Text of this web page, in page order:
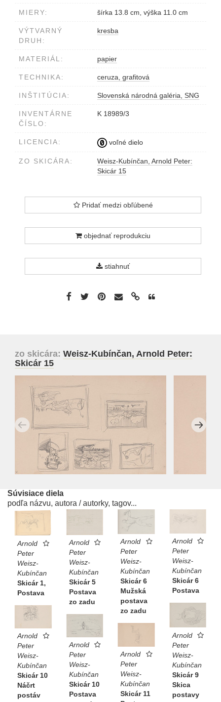
MIERY: šírka 13.8 cm, výška 11.0 cm
VÝTVARNÝ
DRUH:
kresba
MATERIÁL: papier
TECHNIKA: ceruza, grafitová
INŠTITÚCIA: Slovenská národná galéria, SNG
INVENTÁRNE
ČÍSLO:
K 18989/3
LICENCIA: voľné dielo
ZO SKICÁRA:
Weisz-Kubínčan, Arnold Peter:
Skicár 15
Pridať medzi obľúbené
objednať reprodukciu
stiahnuť
zo skicára: Weisz-Kubínčan, Arnold Peter:
Skicár 15
Súvisiace diela
podľa názvu, autora / autorky, tagov...
Arnold
Peter
Weisz-
Kubínčan
Skicár 1,
Postava
Arnold
Peter
Weisz-
Kubínčan
Skicár 5
Postava
zo zadu
Arnold
Peter
Weisz-
Kubínčan
Skicár 6
Mužská
postava
zo zadu
Arnold
Peter
Weisz-
Kubínčan
Skicár 6
Postava
Arnold
Peter
Weisz-
Kubínčan
Skicár 9
Skica
postavy
Arnold
Peter
Weisz-
Kubínčan
Skicár 10
Náčrt
postáv
Arnold
Peter
Weisz-
Kubínčan
Skicár 10
Postava
Arnold
Peter
Weisz-
Kubínčan
Skicár 11